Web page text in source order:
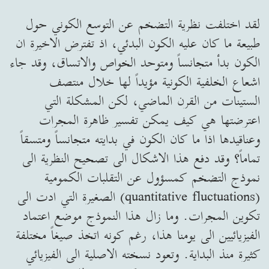
لقد اختلفت نظرية التضخم عن التوسع الكوني حول
طبيعة ما كان عليه الكون البدئي، اذ تفترض الاخيرة ان
الكون بدأ متجانساً ومتوحد الخواص والاتساق، وقد جاء
اشعاع الخلفية الكونية مؤيداً لها خلال منتصف
الستينات من القرن الماضي، لكن المشكلة التي
اعترضتها هي كيف يمكن تفسير ظاهرة المجرات
وعناقيدها اذا ما كان الكون في بدايته متجانساً ومتسقاً
تماماً؟ وقد دفع هذا الاشكال الى تصحيح النظرية الى
نموذج التضخم كمسؤول عن التقلبات الكمومية
(quantitative fluctuations) الصغيرة التي ادت الى
تكوين المجرات. وما زال هذا النموذج موضع اعتماد
الفيزيائيين الى يومنا هذا، رغم كونه اتخذ صيغاً مختلفة
كثيرة منذ البداية. وتعود نسخته الاصلية الى الفيزيائي